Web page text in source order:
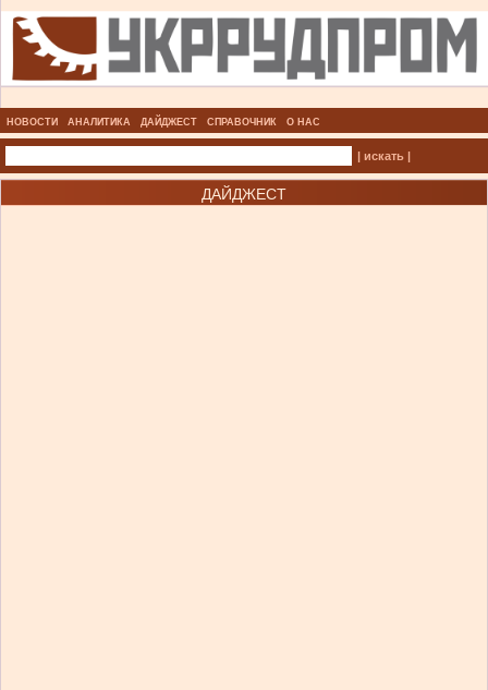
НОВОСТИ АНАЛИТИКА ДАЙДЖЕСТ СПРАВОЧНИК О НАС
| искать |
ДАЙДЖЕСТ